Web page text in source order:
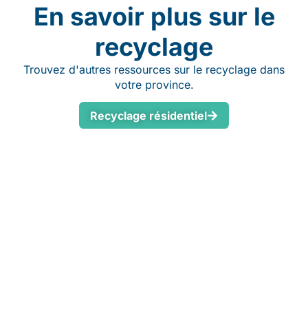
En savoir plus sur le
recyclage
Trouvez d'autres ressources sur le recyclage dans
votre province.
Recyclage résidentiel